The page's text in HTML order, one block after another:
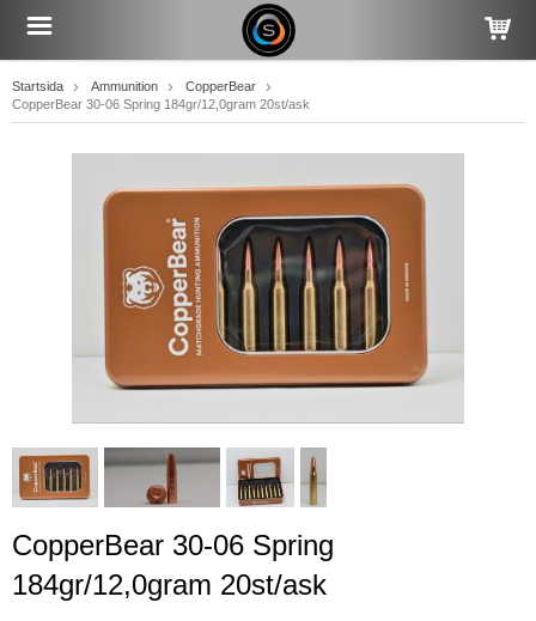
Startsida Ammunition
CopperBear
CopperBear 30-06 Spring 184gr/12,0gram 20st/ask
CopperBear 30-06 Spring
184gr/12,0gram 20st/ask